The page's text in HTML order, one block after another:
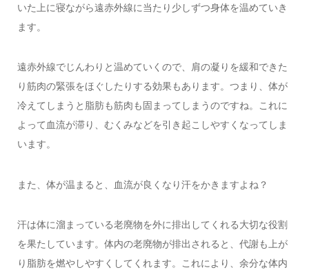
いた上に寝ながら遠赤外線に当たり少しずつ身体を温めていき
ます。
遠赤外線でじんわりと温めていくので、肩の凝りを緩和できた
り筋肉の緊張をほぐしたりする効果もあります。つまり、体が
冷えてしまうと脂肪も筋肉も固まってしまうのですね。これに
よって血流が滞り、むくみなどを引き起こしやすくなってしま
います。
また、体が温まると、血流が良くなり汗をかきますよね？
汗は体に溜まっている老廃物を外に排出してくれる大切な役割
を果たしています。体内の老廃物が排出されると、代謝も上が
り脂肪を燃やしやすくしてくれます。これにより、余分な体内